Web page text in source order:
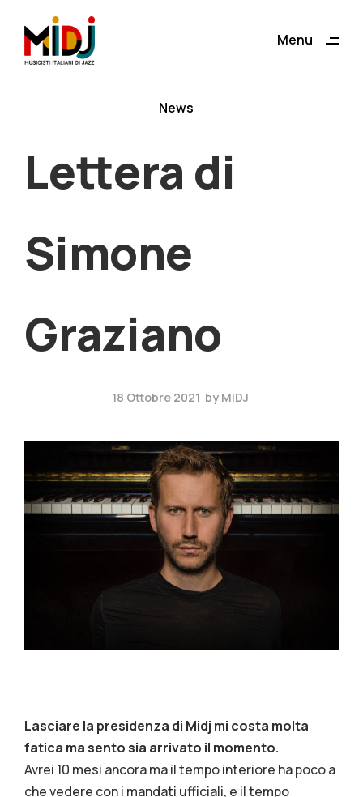
Menu
News
Lettera di
Simone
Graziano
18 Ottobre 2021 by MIDJ
Lasciare la presidenza di Midj mi costa molta
fatica ma sento sia arrivato il momento.
Avrei 10 mesi ancora ma il tempo interiore ha poco a
che vedere con i mandati ufficiali, e il tempo